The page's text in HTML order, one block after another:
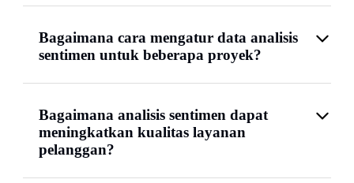
Bagaimana cara mengatur data analisis
sentimen untuk beberapa proyek?
Bagaimana analisis sentimen dapat
meningkatkan kualitas layanan
pelanggan?